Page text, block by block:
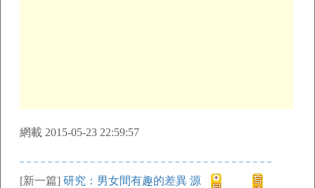
網載 2015-05-23 22:59:57
[新一篇] 研究：男女間有趣的差異 源